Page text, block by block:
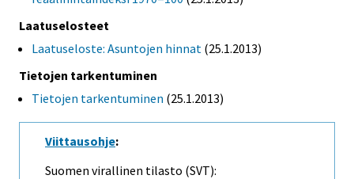
Laatuselosteet
Laatuseloste: Asuntojen hinnat (25.1.2013)
Tietojen tarkentuminen
Tietojen tarkentuminen (25.1.2013)
Viittausohje:
Suomen virallinen tilasto (SVT):